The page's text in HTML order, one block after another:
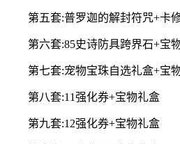
第五套:普罗迦的解封符咒+卡
第六套:85史诗防具跨界石+宝
第七套:宠物宝珠自选礼盒+宝
第八套:11强化券+宝物礼盒
第九套:12强化券+宝物礼盒